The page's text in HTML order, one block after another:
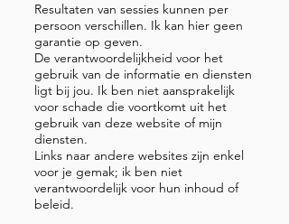
Resultaten van sessies kunnen per
persoon verschillen. Ik kan hier geen
garantie op geven.
De verantwoordelijkheid voor het
gebruik van de informatie en diensten
ligt bij jou. Ik ben niet aansprakelijk
voor schade die voortkomt uit het
gebruik van deze website of mijn
diensten.
Links naar andere websites zijn enkel
voor je gemak; ik ben niet
verantwoordelijk voor hun inhoud of
beleid.